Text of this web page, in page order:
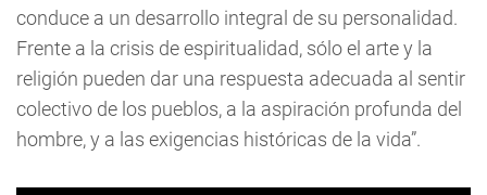
conduce a un desarrollo integral de su personalidad.
Frente a la crisis de espiritualidad, sólo el arte y la
religión pueden dar una respuesta adecuada al sentir
colectivo de los pueblos, a la aspiración profunda del
hombre, y a las exigencias históricas de la vida”.